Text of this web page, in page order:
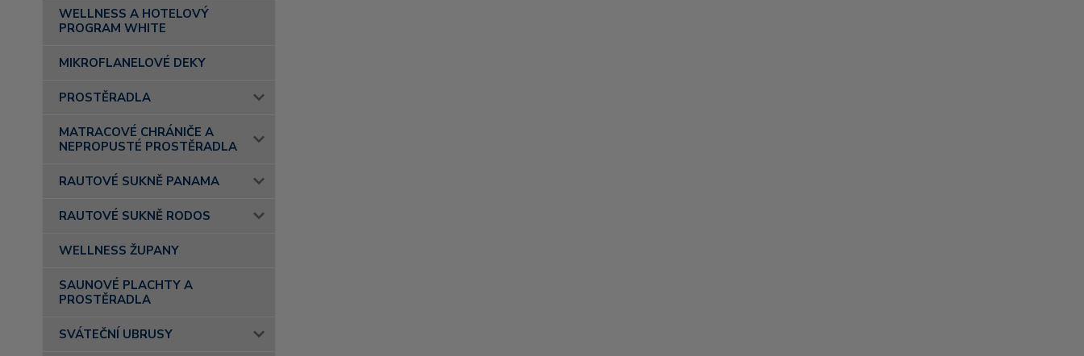
WELLNESS A HOTELOVÝ
PROGRAM WHITE
MIKROFLANELOVÉ DEKY
PROSTĚRADLA
MATRACOVÉ CHRÁNIČE A
NEPROPUSTÉ PROSTĚRADLA
RAUTOVÉ SUKNĚ PANAMA
RAUTOVÉ SUKNĚ RODOS
WELLNESS ŽUPANY
SAUNOVÉ PLACHTY A
PROSTĚRADLA
SVÁTEČNÍ UBRUSY